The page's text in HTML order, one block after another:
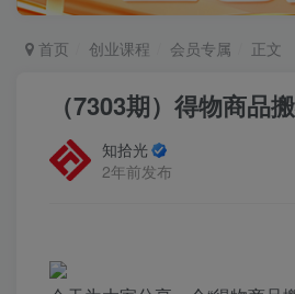
首页 创业课程 会员专属 正文
（7303期）得物商品
知拾光
2年前发布